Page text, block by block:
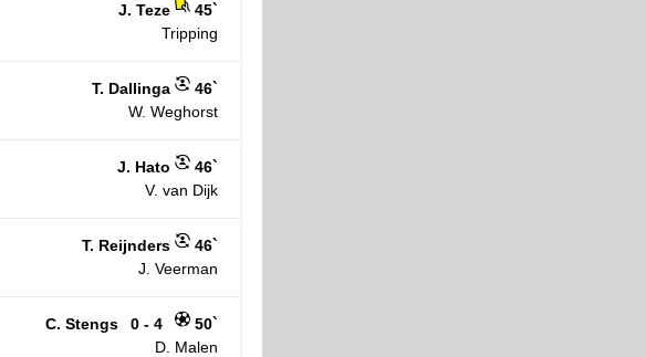
J. Teze
45`
Tripping
T. Dallinga
46`
W. Weghorst
J. Hato
46`
V. van Dijk
T. Reijnders
46`
J. Veerman
C. Stengs 0 - 4
50`
D. Malen